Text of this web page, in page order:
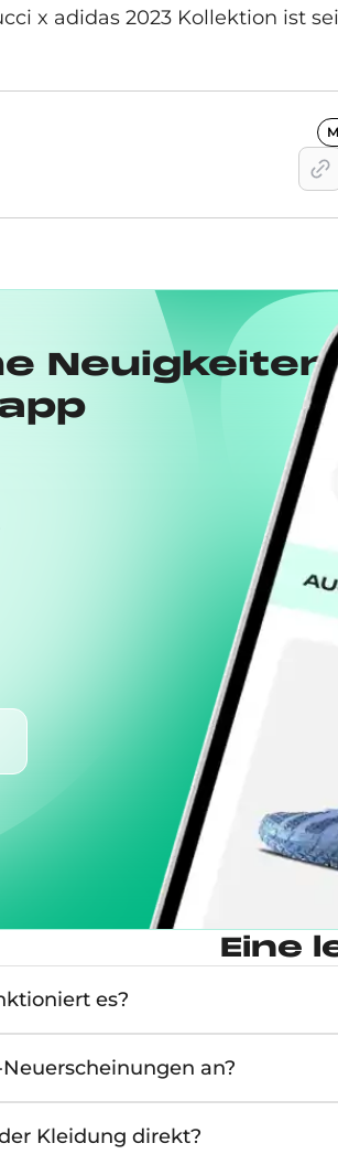
x adidas 2023 Kollektion ist
Eine
es?
an?
Kleidung direkt?